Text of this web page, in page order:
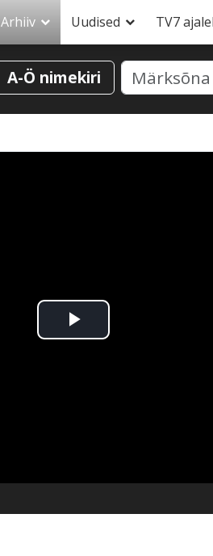
Arhiiv Uudised TV7
A-Ö nimekiri
Esita